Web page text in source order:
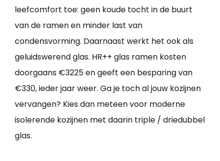
leefcomfort toe: geen koude tocht in de buurt
van de ramen en minder last van
condensvorming. Daarnaast werkt het ook als
geluidswerend glas. HR++ glas ramen kosten
doorgaans €3225 en geeft een besparing van
€330, ieder jaar weer. Ga je toch al jouw kozijnen
vervangen? Kies dan meteen voor moderne
isolerende kozijnen met daarin triple / driedubbel
glas.